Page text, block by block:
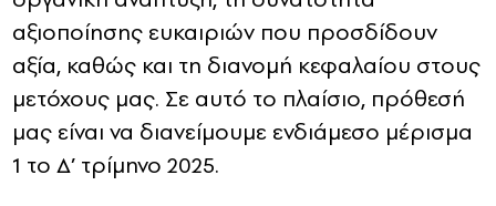
αξιοποίησης ευκαιριών που προσδίδουν
αξία, καθώς και τη διανομή κεφαλαίου στους
μετόχους μας. Σε αυτό το πλαίσιο, πρόθεσή
μας είναι να διανείμουμε ενδιάμεσο μέρισμα
1 το Δ’ τρίμηνο 2025.